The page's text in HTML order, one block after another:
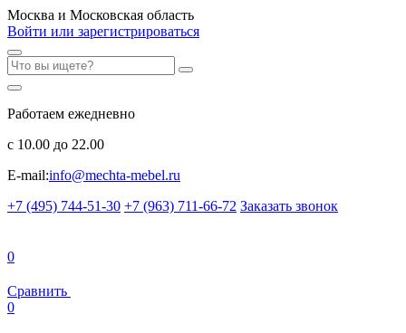
Москва и Московская область
Войти или зарегистрироваться
Работаем ежедневно
с 10.00 до 22.00
E-mail:info@mechta-mebel.ru
+7 (495) 744-51-30 +7 (963) 711-66-72 Заказать звонок
0
Сравнить
0